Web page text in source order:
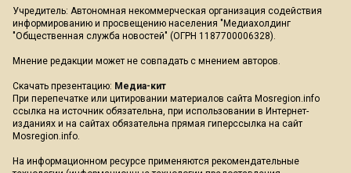
Учредитель: Автономная некоммерческая организация содействия
информированию и просвещению населения "Медиахолдинг
"Общественная служба новостей" (ОГРН 1187700006328).
Мнение редакции может не совпадать с мнением авторов.
Скачать презентацию: Медиа-кит
При перепечатке или цитировании материалов сайта Mosregion.info
ссылка на источник обязательна, при использовании в Интернет-
изданиях и на сайтах обязательна прямая гиперссылка на сайт
Mosregion.info.
На информационном ресурсе применяются рекомендательные